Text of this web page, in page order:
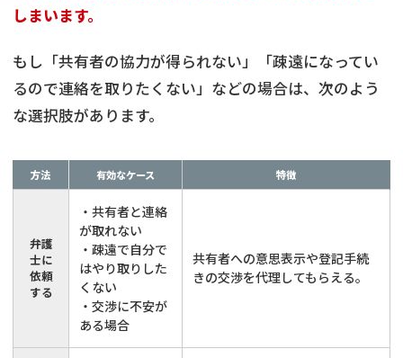
しまいます。
もし「共有者の協力が得られない」「疎遠になってい
るので連絡を取りたくない」などの場合は、次のよう
な選択肢があります。
方法 有効なケース 特徴
弁護
士に
依頼
する
・共有者と連絡
が取れない
・疎遠で自分で
はやり取りした
くない
・交渉に不安が
ある場合
共有者への意思表示や登記手続
きの交渉を代理してもらえる。